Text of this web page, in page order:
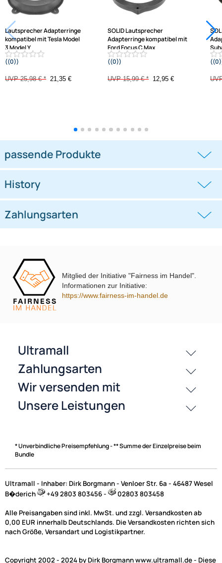
Varianten: Lautsprecher Adapterringe
-17,8%
Lautsprecher Adapterringe
kompatibel mit Tesla Model
3 Model Y
adaptiert auf 165er Lautsprecher
UVP 25,98 € *
-19%
SOLID Lautsprecher
Transit Custom ab 2013 adaptiert auf
passende Produkte
Zahlungsarten
Mitglied der Initiative "Fairness im Handel".
Informationen zur Initiative:
https://www.fairness-im-handel.de
* Unverbindliche Preisempfehlung - ** Summe der Einzelpreise beim
Bundle
Ultramall - Inhaber: Dirk Borgmann - Venloer Str. 6a - 46487 Wesel
B�derich
+49 2803 803456 - 02803 803458
Alle Preisangaben sind inkl. MwSt. und zzgl. Versandkosten ab
0,00 EUR innerhalb Deutschlands. Die Versandkosten richten sich
nach Größe, Versandart und Logistikpartner.
Copyright 2002 - 2024 by Dirk Borgmann www.ultramall.de - Diese